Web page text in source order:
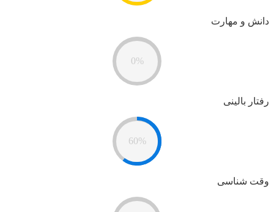
دانش و مهارت
0%
رفتار بالینی
60%
وقت شناسی